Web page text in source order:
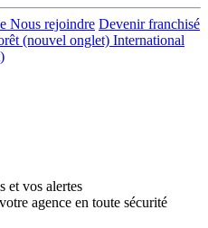
Nous rejoindre Devenir franchisé
(nouvel onglet) International
et vos alertes
agence en toute sécurité